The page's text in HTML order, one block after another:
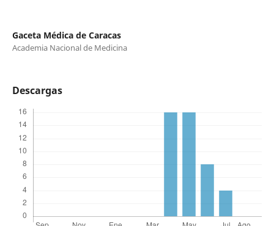
Gaceta Médica de Caracas
Academia Nacional de Medicina
Descargas